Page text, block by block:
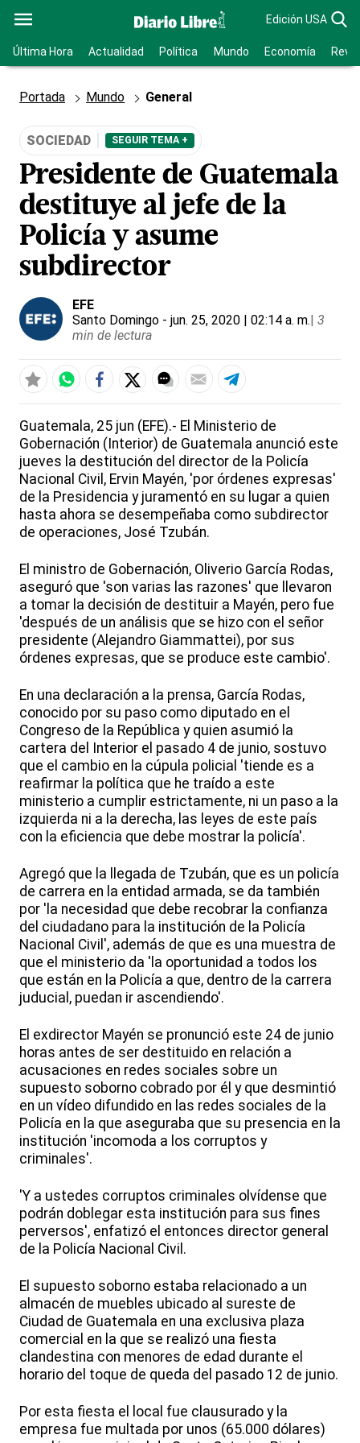
Edición USA
Última Hora Actualidad Política Mundo Economía
Portada Mundo General
SOCIEDAD SEGUIR TEMA +
Presidente de Guatemala
destituye al jefe de la
Policía y asume
subdirector
EFE
Santo Domingo - jun. 25, 2020 | 02:14 a. m.| 3
min de lectura
Guatemala, 25 jun (EFE).- El Ministerio de
Gobernación (Interior) de Guatemala anunció este
jueves la destitución del director de la Policía
Nacional Civil, Ervin Mayén, 'por órdenes expresas'
de la Presidencia y juramentó en su lugar a quien
hasta ahora se desempeñaba como subdirector
de operaciones, José Tzubán.
El ministro de Gobernación, Oliverio García Rodas,
aseguró que 'son varias las razones' que llevaron
a tomar la decisión de destituir a Mayén, pero fue
'después de un análisis que se hizo con el señor
presidente (Alejandro Giammattei), por sus
órdenes expresas, que se produce este cambio'.
En una declaración a la prensa, García Rodas,
conocido por su paso como diputado en el
Congreso de la República y quien asumió la
cartera del Interior el pasado 4 de junio, sostuvo
que el cambio en la cúpula policial 'tiende es a
reafirmar la política que he traído a este
ministerio a cumplir estrictamente, ni un paso a la
izquierda ni a la derecha, las leyes de este país
con la eficiencia que debe mostrar la policía'.
Agregó que la llegada de Tzubán, que es un policía
de carrera en la entidad armada, se da también
por 'la necesidad que debe recobrar la confianza
del ciudadano para la institución de la Policía
Nacional Civil', además de que es una muestra de
que el ministerio da 'la oportunidad a todos los
que están en la Policía a que, dentro de la carrera
juducial, puedan ir ascendiendo'.
El exdirector Mayén se pronunció este 24 de junio
horas antes de ser destituido en relación a
acusaciones en redes sociales sobre un
supuesto soborno cobrado por él y que desmintió
en un vídeo difundido en las redes sociales de la
Policía en la que aseguraba que su presencia en la
institución 'incomoda a los corruptos y
criminales'.
'Y a ustedes corruptos criminales olvídense que
podrán doblegar esta institución para sus fines
perversos', enfatizó el entonces director general
de la Policía Nacional Civil.
El supuesto soborno estaba relacionado a un
almacén de muebles ubicado al sureste de
Ciudad de Guatemala en una exclusiva plaza
comercial en la que se realizó una fiesta
clandestina con menores de edad durante el
horario del toque de queda del pasado 12 de junio.
Por esta fiesta el local fue clausurado y la
empresa fue multada por unos (65.000 dólares)